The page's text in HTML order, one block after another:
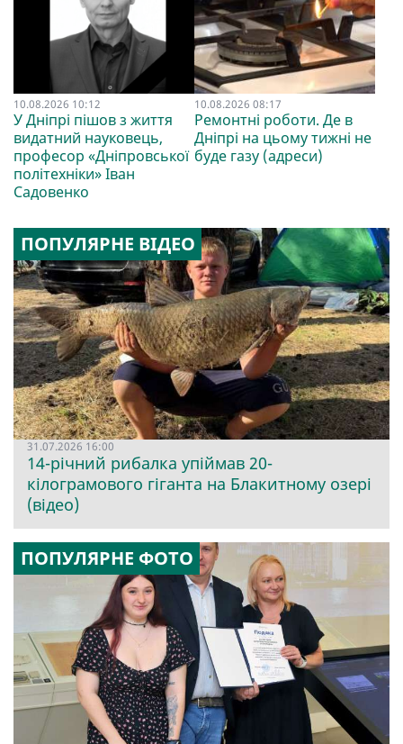
10.08.2026 10:12
У Дніпрі пішов з життя
видатний науковець,
професор «Дніпровської
політехніки» Іван
Садовенко
10.08.2026 08:17
Ремонтні роботи. Де в
Дніпрі на цьому тижні не
буде газу (адреси)
ПОПУЛЯРНЕ ВІДЕО
31.07.2026 16:00
14-річний рибалка упіймав 20-
кілограмового гіганта на Блакитному озері
(відео)
ПОПУЛЯРНЕ ФОТО